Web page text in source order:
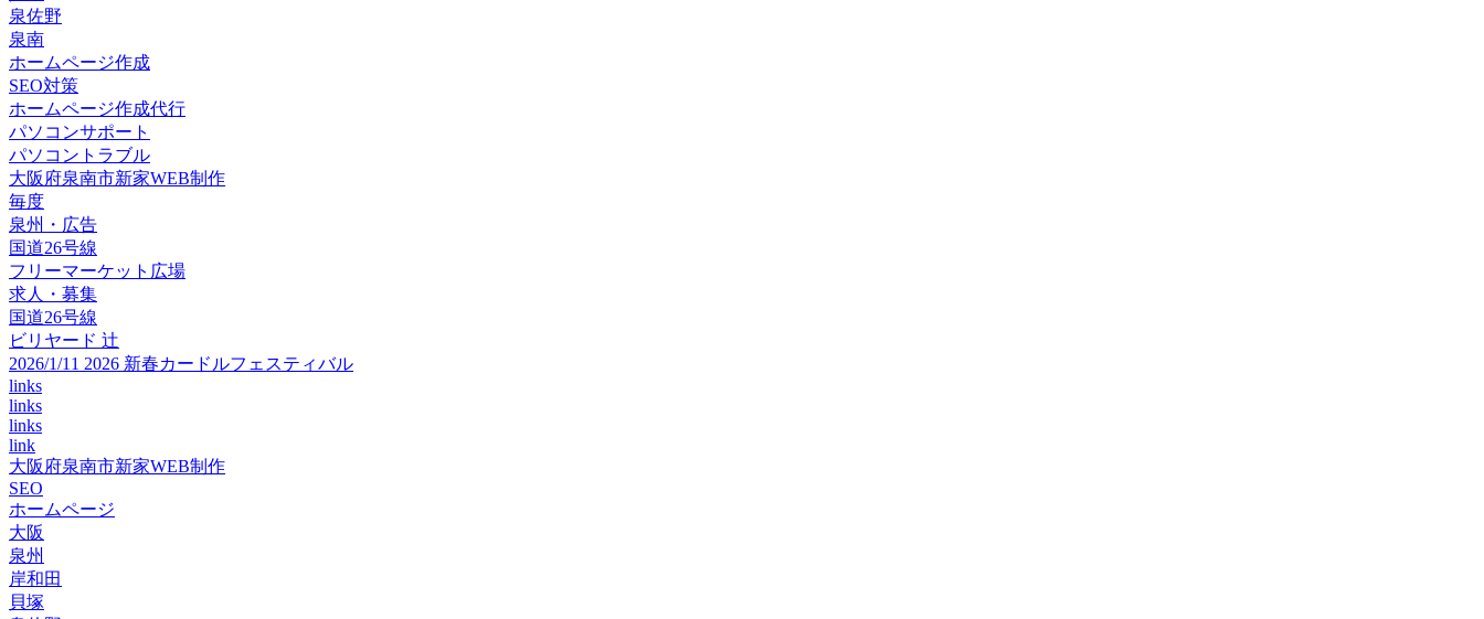
泉佐野
泉南
ホームページ作成
SEO対策
ホームページ作成代行
パソコンサポート
パソコントラブル
大阪府泉南市新家WEB制作
毎度
泉州・広告
国道26号線
フリーマーケット広場
求人・募集
国道26号線
ビリヤード 辻
2026/1/11 2026 新春カードルフェスティバル
links
links
links
link
大阪府泉南市新家WEB制作
SEO
ホームページ
大阪
泉州
岸和田
貝塚